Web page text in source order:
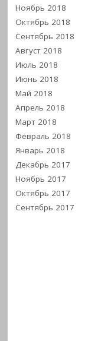
Ноябрь 2018
Октябрь 2018
Сентябрь 2018
Август 2018
Июль 2018
Июнь 2018
Май 2018
Апрель 2018
Март 2018
Февраль 2018
Январь 2018
Декабрь 2017
Ноябрь 2017
Октябрь 2017
Сентябрь 2017